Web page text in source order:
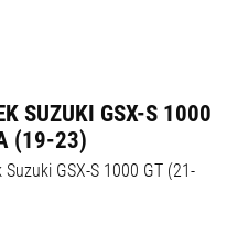
SUZUKI GSX-S 1000
(19-23)
GSX-S 1000 GT (21-